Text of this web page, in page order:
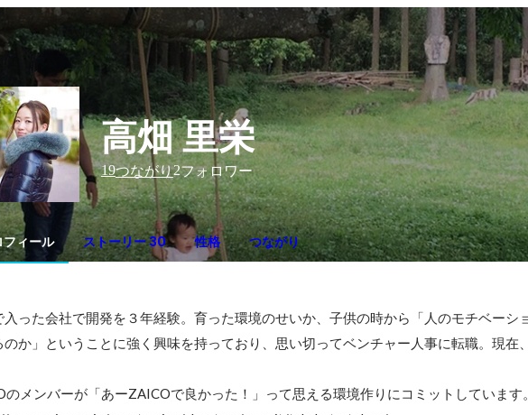
高畑 里栄
19つながり2フォロワー
フィール ストーリー 30 性格 つながり
入った会社で開発を３年経験。育った環境のせいか、子供の時から「人のモチベーシ
のか」ということに強く興味を持っており、思い切ってベンチャー人事に転職。現在
のメンバーが「あーZAICOで良かった！」って思える環境作りにコミットしています